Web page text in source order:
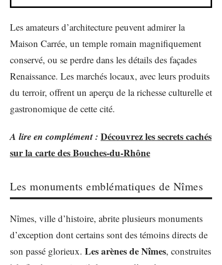
Les amateurs d’architecture peuvent admirer la
Maison Carrée, un temple romain magnifiquement
conservé, ou se perdre dans les détails des façades
Renaissance. Les marchés locaux, avec leurs produits
du terroir, offrent un aperçu de la richesse culturelle et
gastronomique de cette cité.
A lire en complément : Découvrez les secrets cachés
sur la carte des Bouches-du-Rhône
Les monuments emblématiques de Nîmes
Nîmes, ville d’histoire, abrite plusieurs monuments
d’exception dont certains sont des témoins directs de
son passé glorieux. Les arènes de Nîmes, construites